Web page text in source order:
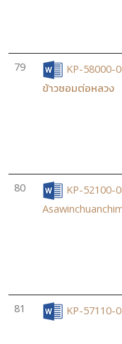
79
KP-58000-
ข้าวซอมต่อหลวง
80
KP-52100-
81 KP-57110-